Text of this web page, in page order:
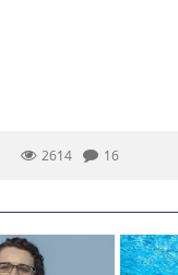
2614 16